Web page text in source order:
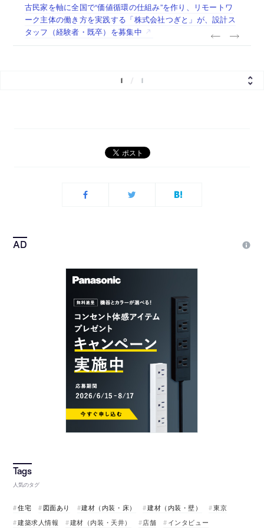
古民家を軸に全国で“価値循環の仕組み”を作り、リモートワ
ーク主体の働き方を実践する「株式会社つぎと」が、設計ス
タッフ（経験者・既卒）を募集中
リノベる株式会社が、設計パートナー (業務委託) を募集中
社会への影響力のある建築を手掛け、スタッフ同士で助け合
う環境づくりも行う「E.A.S.T.architects」が、設計スタッフ
（経験者・既卒・2027年新卒）を募集中
代官山を拠点に活動する「梅澤竜也 / ALA INC.」が、設計ス
タッフ・アルバイト・事務職を募集中
住宅や共同住宅などを手掛け、“合理的でシンプルなデザイ
ン”を志向する「PANDA：山本浩三建築設計事務所」が、設
計スタッフ（経験者・既卒・2027年新卒）を募集中
1 1
人気のタグ
住宅 図面あり 建材（内装・床） 建材（内装・壁）
東京
建築求人情報
建材（内装・天井） 店舗
インタビュー